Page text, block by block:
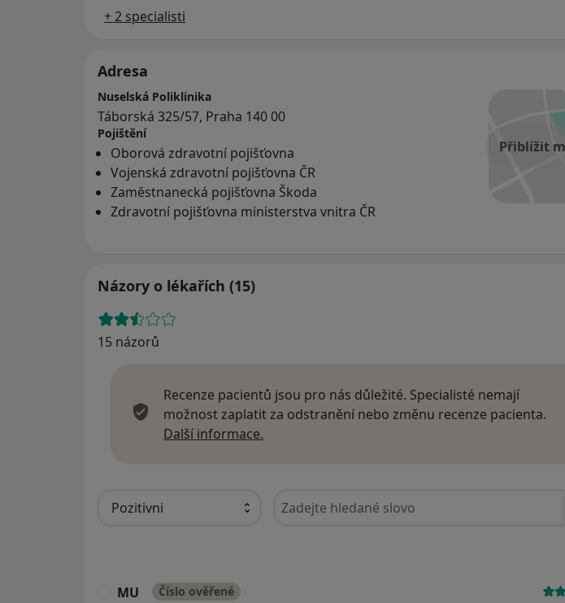
+ 2 specialisti
Adresa
Přiblížit
Nuselská Poliklinika
Táborská 325/57, Praha 140 00
Pojištění
Oborová zdravotní pojišťovna
Vojenská zdravotní pojišťovna ČR
Zaměstnanecká pojišťovna Škoda
Zdravotní pojišťovna ministerstva vnitra ČR
Názory o lékařích (15)
15 názorů
Recenze pacientů jsou pro nás důležité. Specialisté nemají
možnost zaplatit za odstranění nebo změnu recenze pacienta.
Další informace.
Hledejte v názorech
MU Číslo ověřené